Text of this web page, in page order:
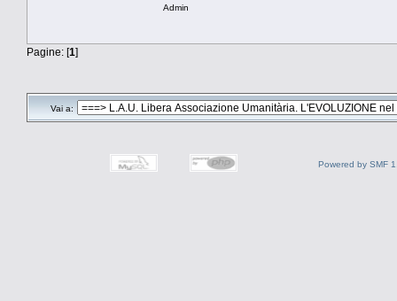
Admin
Pagine: [1]
Vai a:
Powered by SMF